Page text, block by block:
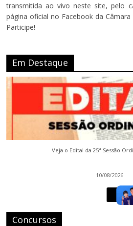
transmitida ao vivo neste site, pelo
página oficial no Facebook da
Participe!
Em Destaque
Veja o Edital da 25ª Sessão
10/08/2026
Concursos